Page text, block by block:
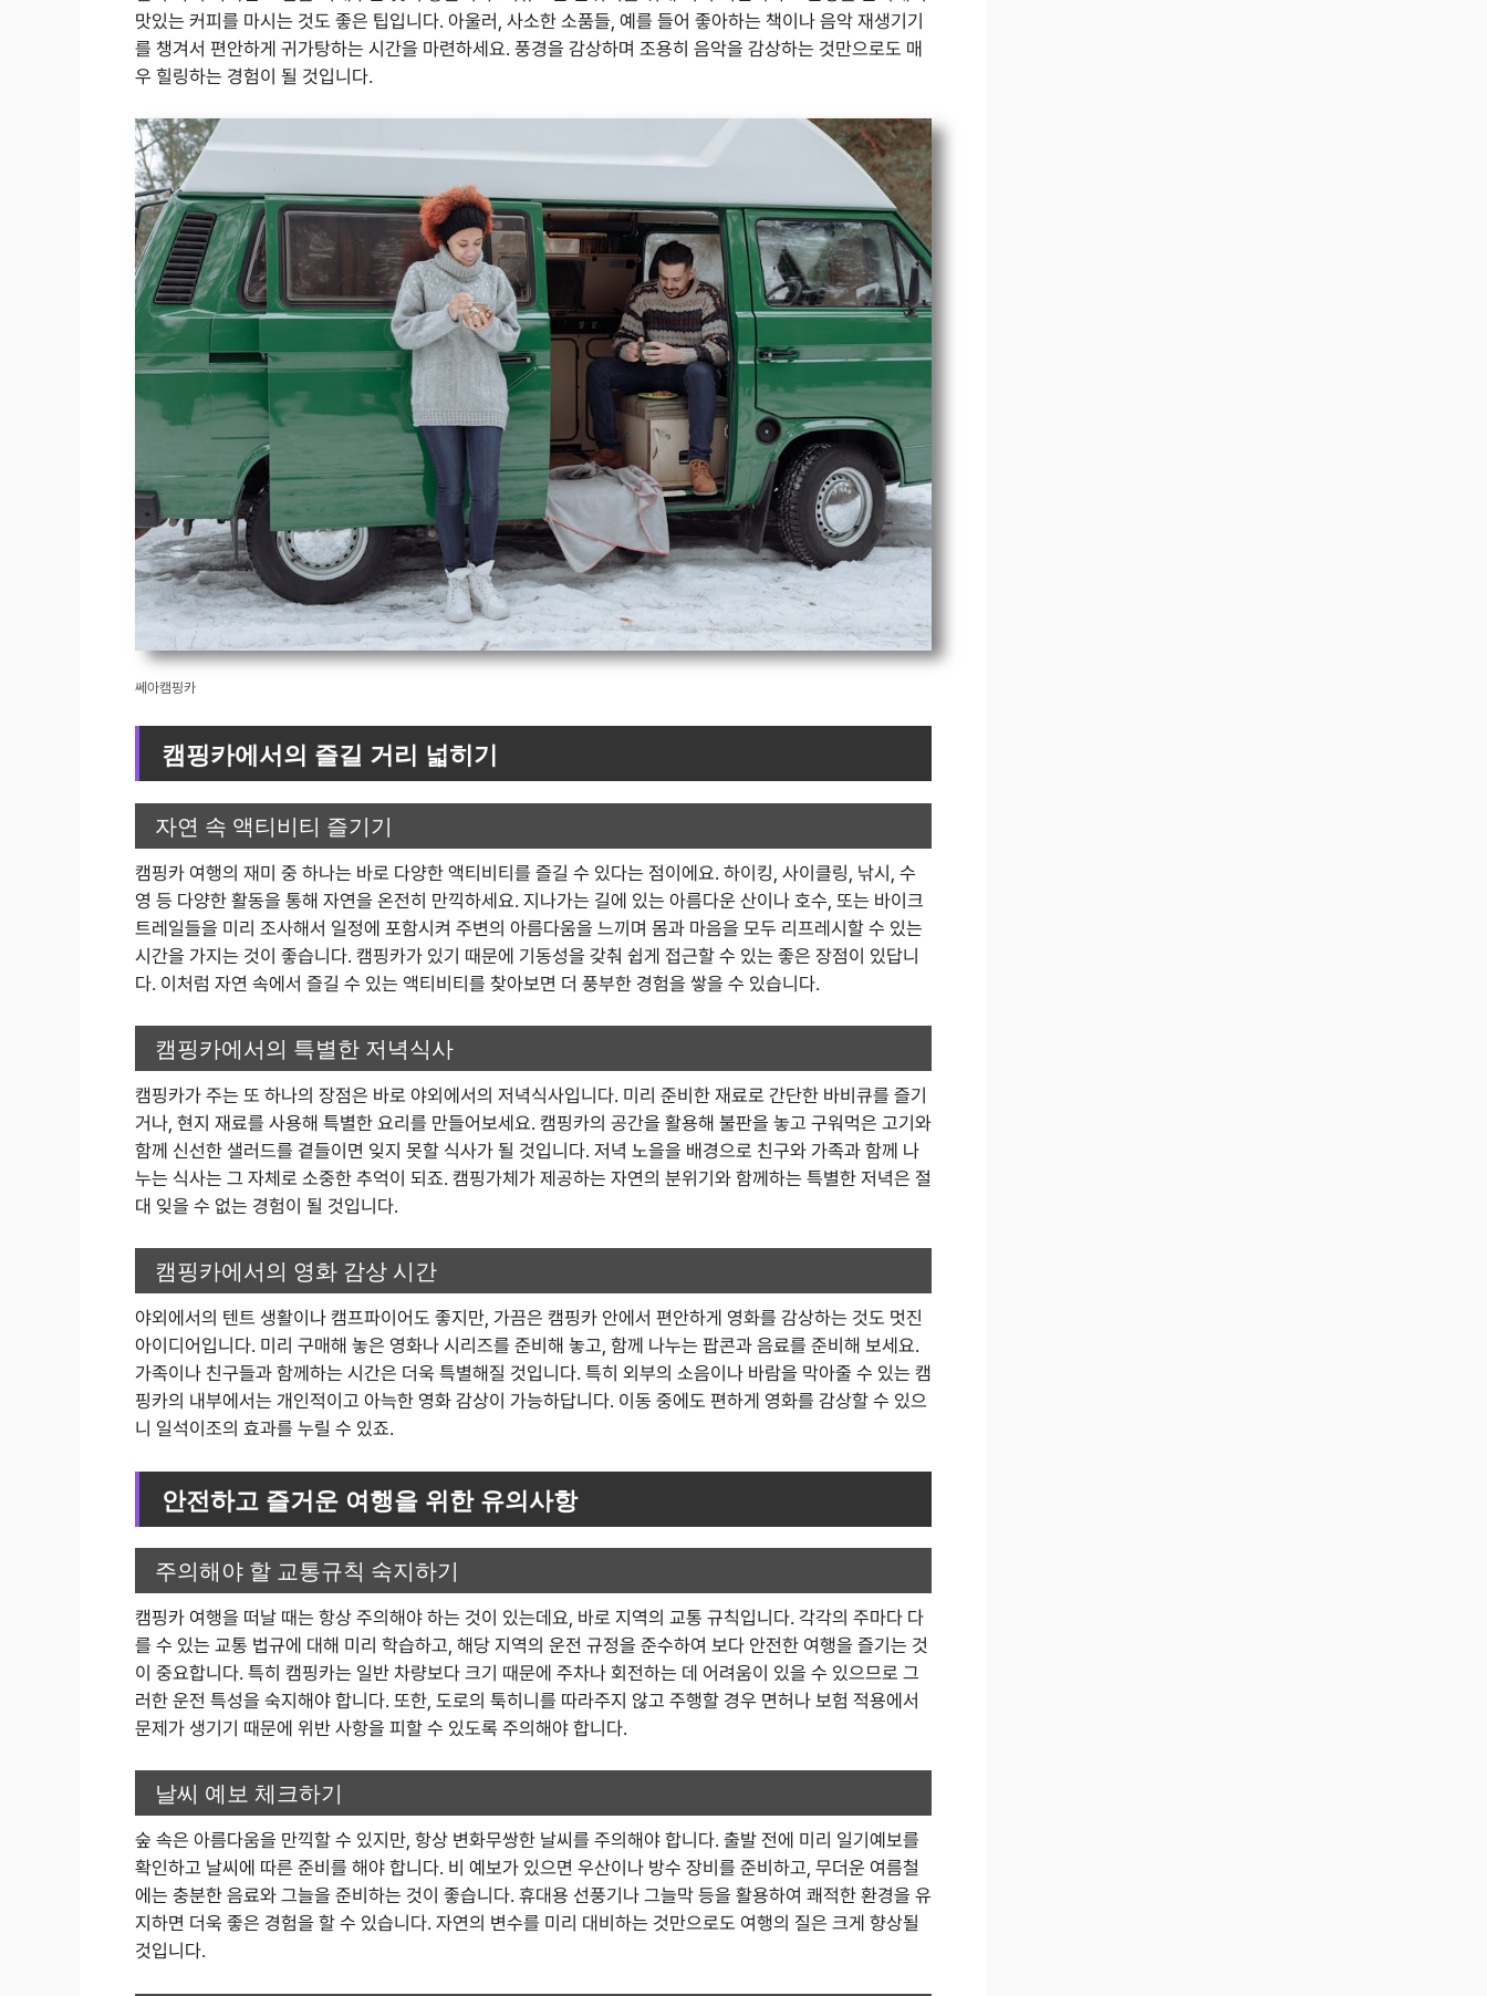
맛있는 커피를 마시는 것도 좋은 팁입니다. 아울러, 사소한 소품들, 예를 들어 좋아하는 책이나 음악 재생기기
를 챙겨서 편안하게 귀가탕하는 시간을 마련하세요. 풍경을 감상하며 조용히 음악을 감상하는 것만으로도 매
우 힐링하는 경험이 될 것입니다.
쎄아캠핑카
캠핑카에서의 즐길 거리 넓히기
자연 속 액티비티 즐기기
캠핑카 여행의 재미 중 하나는 바로 다양한 액티비티를 즐길 수 있다는 점이에요. 하이킹, 사이클링, 낚시, 수
영 등 다양한 활동을 통해 자연을 온전히 만끽하세요. 지나가는 길에 있는 아름다운 산이나 호수, 또는 바이크
트레일들을 미리 조사해서 일정에 포함시켜 주변의 아름다움을 느끼며 몸과 마음을 모두 리프레시할 수 있는
시간을 가지는 것이 좋습니다. 캠핑카가 있기 때문에 기동성을 갖춰 쉽게 접근할 수 있는 좋은 장점이 있답니
다. 이처럼 자연 속에서 즐길 수 있는 액티비티를 찾아보면 더 풍부한 경험을 쌓을 수 있습니다.
캠핑카에서의 특별한 저녁식사
캠핑카가 주는 또 하나의 장점은 바로 야외에서의 저녁식사입니다. 미리 준비한 재료로 간단한 바비큐를 즐기
거나, 현지 재료를 사용해 특별한 요리를 만들어보세요. 캠핑카의 공간을 활용해 불판을 놓고 구워먹은 고기와
함께 신선한 샐러드를 곁들이면 잊지 못할 식사가 될 것입니다. 저녁 노을을 배경으로 친구와 가족과 함께 나
누는 식사는 그 자체로 소중한 추억이 되죠. 캠핑가체가 제공하는 자연의 분위기와 함께하는 특별한 저녁은 절
대 잊을 수 없는 경험이 될 것입니다.
캠핑카에서의 영화 감상 시간
야외에서의 텐트 생활이나 캠프파이어도 좋지만, 가끔은 캠핑카 안에서 편안하게 영화를 감상하는 것도 멋진
아이디어입니다. 미리 구매해 놓은 영화나 시리즈를 준비해 놓고, 함께 나누는 팝콘과 음료를 준비해 보세요.
가족이나 친구들과 함께하는 시간은 더욱 특별해질 것입니다. 특히 외부의 소음이나 바람을 막아줄 수 있는 캠
핑카의 내부에서는 개인적이고 아늑한 영화 감상이 가능하답니다. 이동 중에도 편하게 영화를 감상할 수 있으
니 일석이조의 효과를 누릴 수 있죠.
안전하고 즐거운 여행을 위한 유의사항
주의해야 할 교통규칙 숙지하기
캠핑카 여행을 떠날 때는 항상 주의해야 하는 것이 있는데요, 바로 지역의 교통 규칙입니다. 각각의 주마다 다
를 수 있는 교통 법규에 대해 미리 학습하고, 해당 지역의 운전 규정을 준수하여 보다 안전한 여행을 즐기는 것
이 중요합니다. 특히 캠핑카는 일반 차량보다 크기 때문에 주차나 회전하는 데 어려움이 있을 수 있으므로 그
러한 운전 특성을 숙지해야 합니다. 또한, 도로의 툭히니를 따라주지 않고 주행할 경우 면허나 보험 적용에서
문제가 생기기 때문에 위반 사항을 피할 수 있도록 주의해야 합니다.
날씨 예보 체크하기
숲 속은 아름다움을 만끽할 수 있지만, 항상 변화무쌍한 날씨를 주의해야 합니다. 출발 전에 미리 일기예보를
확인하고 날씨에 따른 준비를 해야 합니다. 비 예보가 있으면 우산이나 방수 장비를 준비하고, 무더운 여름철
에는 충분한 음료와 그늘을 준비하는 것이 좋습니다. 휴대용 선풍기나 그늘막 등을 활용하여 쾌적한 환경을 유
지하면 더욱 좋은 경험을 할 수 있습니다. 자연의 변수를 미리 대비하는 것만으로도 여행의 질은 크게 향상될
것입니다.